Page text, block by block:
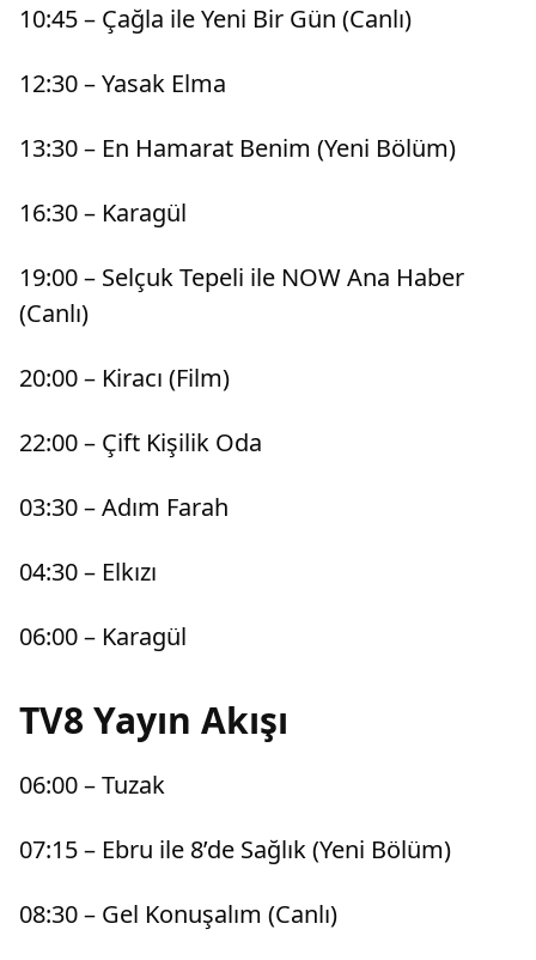
10:45 – Çağla ile Yeni Bir Gün (Canlı)
12:30 – Yasak Elma
13:30 – En Hamarat Benim (Yeni Bölüm)
16:30 – Karagül
19:00 – Selçuk Tepeli ile NOW Ana Haber
(Canlı)
20:00 – Kiracı (Film)
22:00 – Çift Kişilik Oda
03:30 – Adım Farah
04:30 – Elkızı
06:00 – Karagül
TV8 Yayın Akışı
06:00 – Tuzak
07:15 – Ebru ile 8’de Sağlık (Yeni Bölüm)
08:30 – Gel Konuşalım (Canlı)